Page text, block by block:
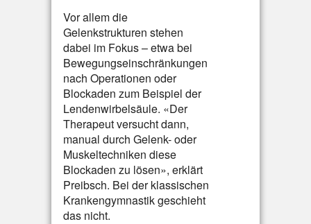
Vor allem die
Gelenkstrukturen stehen
dabei im Fokus – etwa bei
Bewegungseinschränkungen
nach Operationen oder
Blockaden zum Beispiel der
Lendenwirbelsäule. «Der
Therapeut versucht dann,
manual durch Gelenk- oder
Muskeltechniken diese
Blockaden zu lösen», erklärt
Preibsch. Bei der klassischen
Krankengymnastik geschieht
das nicht.